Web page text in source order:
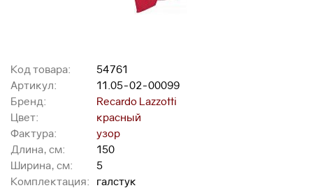
Код товара:
54761
Артикул:
11.05-02-00099
Бренд:
Recardo Lazzotti
Цвет:
красный
Фактура:
узор
Длина, см:
150
Ширина, см:
5
Комплектация:
галстук